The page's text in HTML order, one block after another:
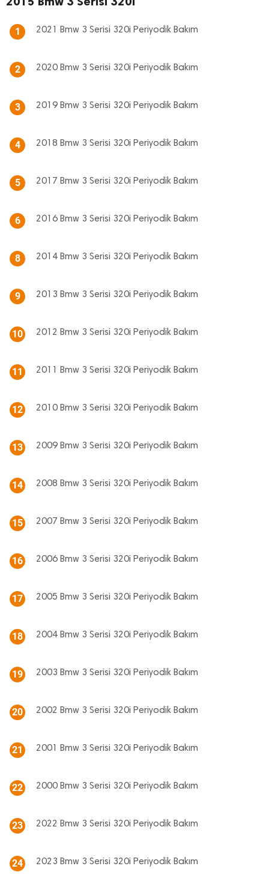
1 2021 Bmw 3 Serisi 320i Periyodik Bakım
2 2020 Bmw 3 Serisi 320i Periyodik Bakım
3 2019 Bmw 3 Serisi 320i Periyodik Bakım
4 2018 Bmw 3 Serisi 320i Periyodik Bakım
5 2017 Bmw 3 Serisi 320i Periyodik Bakım
6 2016 Bmw 3 Serisi 320i Periyodik Bakım
8 2014 Bmw 3 Serisi 320i Periyodik Bakım
9 2013 Bmw 3 Serisi 320i Periyodik Bakım
10 2012 Bmw 3 Serisi 320i Periyodik Bakım
11 2011 Bmw 3 Serisi 320i Periyodik Bakım
12 2010 Bmw 3 Serisi 320i Periyodik Bakım
13 2009 Bmw 3 Serisi 320i Periyodik Bakım
14 2008 Bmw 3 Serisi 320i Periyodik Bakım
15 2007 Bmw 3 Serisi 320i Periyodik Bakım
16 2006 Bmw 3 Serisi 320i Periyodik Bakım
17 2005 Bmw 3 Serisi 320i Periyodik Bakım
18 2004 Bmw 3 Serisi 320i Periyodik Bakım
19 2003 Bmw 3 Serisi 320i Periyodik Bakım
20 2002 Bmw 3 Serisi 320i Periyodik Bakım
21 2001 Bmw 3 Serisi 320i Periyodik Bakım
22 2000 Bmw 3 Serisi 320i Periyodik Bakım
23 2022 Bmw 3 Serisi 320i Periyodik Bakım
24 2023 Bmw 3 Serisi 320i Periyodik Bakım